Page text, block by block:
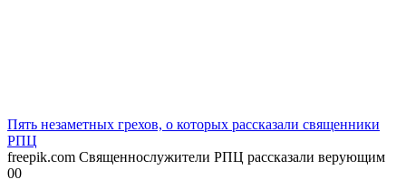
Пять незаметных грехов, о которых рассказали священники
РПЦ
freepik.com Священнослужители РПЦ рассказали верующим
00